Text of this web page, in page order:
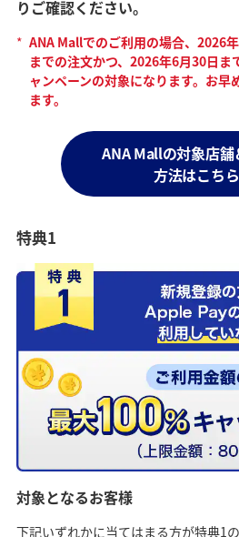
りご確認ください。
* ANA Mallでのご利用の場合、2026
までの注文かつ、2026年6月30日ま
ャンペーンの対象になります。お早
ます。
ANA Mallの対象店舗
方法はこちら
特典1
対象となるお客様
下記いずれかに当てはまる方が特典1の